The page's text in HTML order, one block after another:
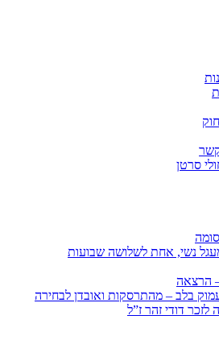
סרטן
נשי, אחת לשלושה שבועות
הרצאה
בלב – מהתרסקות ואובדן לבחירה
דודי זהר ז”ל